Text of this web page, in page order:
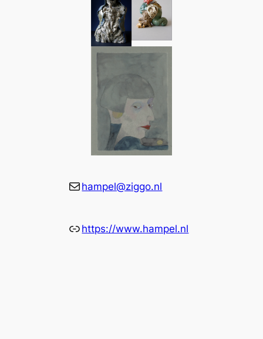
E-mailhampel@ziggo.nl
Linkhttps://www.hampel.nl